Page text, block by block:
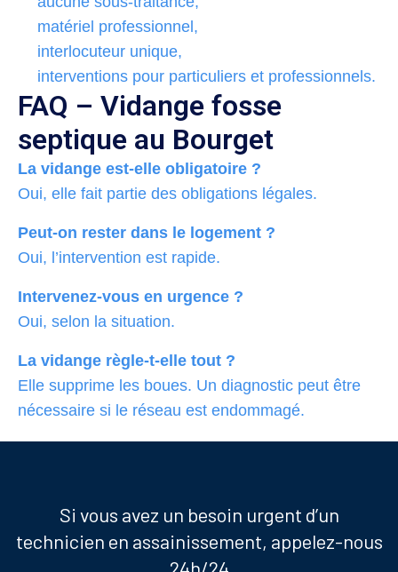
matériel professionnel,
interlocuteur unique,
interventions pour particuliers et professionnels.
FAQ – Vidange fosse
septique au Bourget
La vidange est-elle obligatoire ?
Oui, elle fait partie des obligations légales.
Peut-on rester dans le logement ?
Oui, l’intervention est rapide.
Intervenez-vous en urgence ?
Oui, selon la situation.
La vidange règle-t-elle tout ?
Elle supprime les boues. Un diagnostic peut être
nécessaire si le réseau est endommagé.
Si vous avez un besoin urgent d’un
technicien en assainissement, appelez-nous